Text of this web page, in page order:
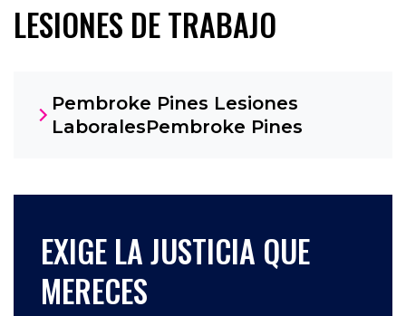
LESIONES DE TRABAJO
Pembroke Pines Lesiones
LaboralesPembroke Pines
EXIGE LA JUSTICIA QUE
MERECES